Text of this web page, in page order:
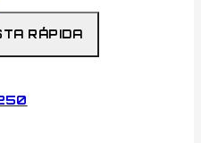
RÁPIDA